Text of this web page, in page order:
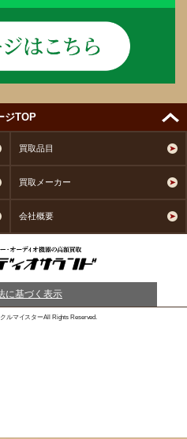
ジTOP
買取品目
買取メーカー
会社概要
に基づく表示
ルマイスターAll Rights Reserved.